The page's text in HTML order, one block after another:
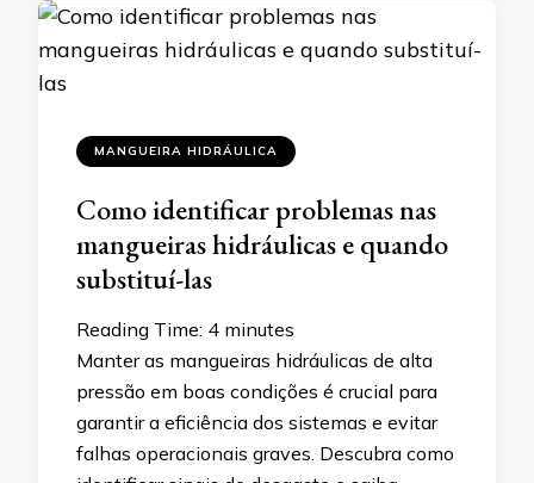
MANGUEIRA HIDRÁULICA
Como identificar problemas nas
mangueiras hidráulicas e quando
substituí-las
Reading Time: 4 minutes
Manter as mangueiras hidráulicas de alta
pressão em boas condições é crucial para
garantir a eficiência dos sistemas e evitar
falhas operacionais graves. Descubra como